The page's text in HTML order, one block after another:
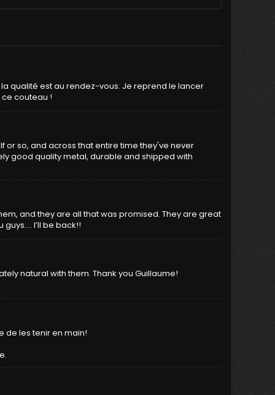
qualité est au rendez-vous. Je reprend le lancer
ce couteau !
or so, and across that entire time they've never
good quality metal, durable and shipped with
and they are all that was promised. They are great
guys…. I’ll be back!!
natural with them. Thank you Guillaume!
de les tenir en main!